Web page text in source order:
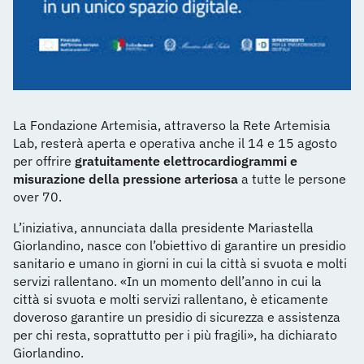
La Fondazione Artemisia, attraverso la Rete Artemisia
Lab, resterà aperta e operativa anche il 14 e 15 agosto
per offrire gratuitamente elettrocardiogrammi e
misurazione della pressione arteriosa a tutte le persone
over 70.
L’iniziativa, annunciata dalla presidente Mariastella
Giorlandino, nasce con l’obiettivo di garantire un presidio
sanitario e umano in giorni in cui la città si svuota e molti
servizi rallentano. «In un momento dell’anno in cui la
città si svuota e molti servizi rallentano, è eticamente
doveroso garantire un presidio di sicurezza e assistenza
per chi resta, soprattutto per i più fragili», ha dichiarato
Giorlandino.